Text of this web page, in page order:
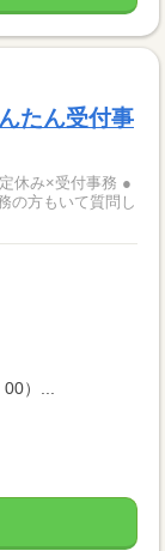
たん受付事
休み×受付事務 ●
の方もいて質問し
00）...